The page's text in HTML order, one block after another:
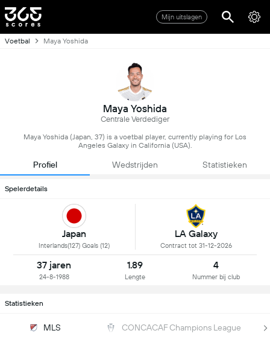
Mijn uitslagen
Voetbal Maya Yoshida
Maya Yoshida
Centrale Verdediger
Maya Yoshida (Japan, 37) is a voetbal player, currently playing for Los
Angeles Galaxy in California (USA).
Profiel Wedstrijden Statistieken
Spelerdetails
Japan
Interlands(127) Goals (12)
LA Galaxy
Contract tot 31-12-2026
37 jaren
24-8-1988
1.89
Lengte
4
Nummer bij club
Statistieken
MLS CONCACAF Champions League